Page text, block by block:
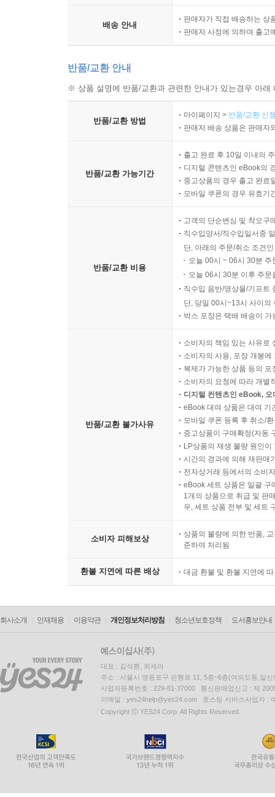
둘리에 의해 작곡, 편성되었다.
배송 안내
판매자가 직접 배송하는 상
판매자 사정에 의하여 출고
반품/교환 안내
※ 상품 설명에 반품/교환과 관련한 안내가 있는경우 아
반품/교환 방법
마이페이지 > 반품/교환 신
판매자 배송 상품은 판매자
반품/교환 가능기간
출고 완료 후 10일 이내의
디지털 콘텐츠인 eBook의
중고상품의 경우 출고 완료
모바일 쿠폰의 경우 유효기
반품/교환 비용
고객의 단순변심 및 착오구
직수입양서/직수입일서중
단, 아래의 주문/취소 조건
오늘 00시 ~ 06시 30분
오늘 06시 30분 이후 주
직수입 음반/영상물/기프트
단, 당일 00시~13시 사이의
박스 포장은 택배 배송이
반품/교환 불가사유
소비자의 책임 있는 사유로
소비자의 사용, 포장 개봉
복제가 가능한 상품 등의
소비자의 요청에 따라 개별
디지털 컨텐츠인 eBook,
eBook 대여 상품은 대여 기
모바일 쿠폰 등록 후 취소/
중고상품이 구매확정(자동
LP상품의 재생 불량 원인
시간의 경과에 의해 재판매
전자상거래 등에서의 소비
eBook 세트 상품은 일괄 구
1개의 상품으로 취급 및 판
우, 세트 상품 전부 및 세트
소비자 피해보상
상품의 불량에 의한 반품,
준하여 처리됨
환불 지연에 따른 배상 대금 환불 및 환불 지연에
회사소개 인재채용 이용약관 개인정보처리방침 청소년보호정책 도서홍보안내
대표 : 김석환, 최세라
주소 : 서울시 영등포구 은행로 11, 5층~6층(여의도동,일신
사업자등록번호 : 229-81-37000 통신판매업신고 : 제
이메일 : yes24help@yes24.com 호스팅 서비스사업자 :
Copyright ⓒ YES24 Corp. All Rights Reserved.